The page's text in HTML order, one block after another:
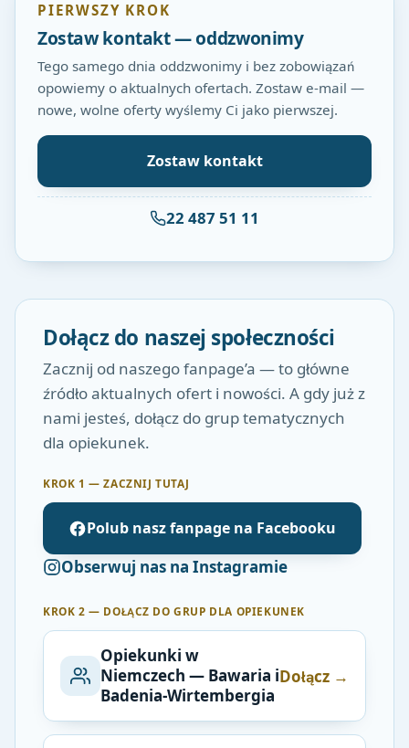
PIERWSZY KROK
Zostaw kontakt — oddzwonimy
Tego samego dnia oddzwonimy i bez zobowiązań
opowiemy o aktualnych ofertach. Zostaw e-mail —
nowe, wolne oferty wyślemy Ci jako pierwszej.
Zostaw kontakt
22 487 51 11
Dołącz do naszej społeczności
Zacznij od naszego fanpage’a — to główne
źródło aktualnych ofert i nowości. A gdy już z
nami jesteś, dołącz do grup tematycznych
dla opiekunek.
KROK 1 — ZACZNIJ TUTAJ
Polub nasz fanpage na Facebooku
Obserwuj nas na Instagramie
KROK 2 — DOŁĄCZ DO GRUP DLA OPIEKUNEK
Opiekunki w
Niemczech — Bawaria i
Badenia-Wirtembergia
Dołącz →